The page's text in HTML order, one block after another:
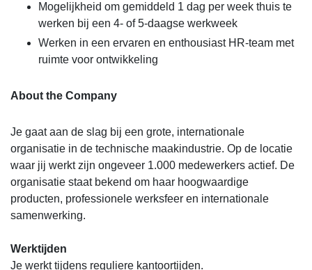
Mogelijkheid om gemiddeld 1 dag per week thuis te
werken bij een 4- of 5-daagse werkweek
Werken in een ervaren en enthousiast HR-team met
ruimte voor ontwikkeling
About the Company
Je gaat aan de slag bij een grote, internationale
organisatie in de technische maakindustrie. Op de locatie
waar jij werkt zijn ongeveer 1.000 medewerkers actief. De
organisatie staat bekend om haar hoogwaardige
producten, professionele werksfeer en internationale
samenwerking.
Werktijden
Je werkt tijdens reguliere kantoortijden.